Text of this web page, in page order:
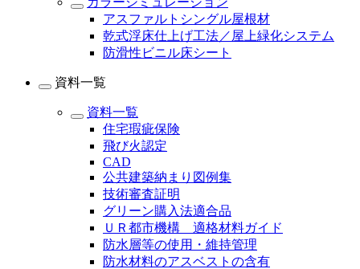
アスファルトシングル屋根材
乾式浮床仕上げ工法／屋上緑化システム
防滑性ビニル床シート
資料一覧
資料一覧
住宅瑕疵保険
飛び火認定
CAD
公共建築納まり図例集
技術審査証明
グリーン購入法適合品
ＵＲ都市機構 適格材料ガイド
防水層等の使用・維持管理
防水材料のアスベストの含有